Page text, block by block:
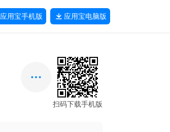
应用宝手机版 应用宝电脑版
扫码下载手机版